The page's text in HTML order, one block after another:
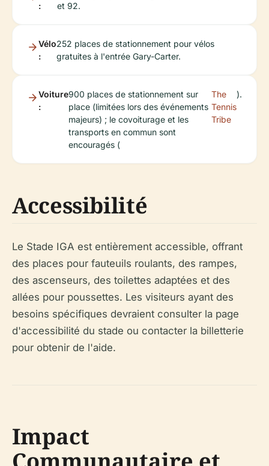
:
et 92.
Vélo
:
252 places de stationnement pour vélos
gratuites à l'entrée Gary-Carter.
Voiture
:
900 places de stationnement sur
place (limitées lors des événements
majeurs) ; le covoiturage et les
transports en commun sont
encouragés (
The
Tennis
Tribe
).
Accessibilité
Le Stade IGA est entièrement accessible, offrant
des places pour fauteuils roulants, des rampes,
des ascenseurs, des toilettes adaptées et des
allées pour poussettes. Les visiteurs ayant des
besoins spécifiques devraient consulter la page
d'accessibilité du stade ou contacter la billetterie
pour obtenir de l'aide.
Impact